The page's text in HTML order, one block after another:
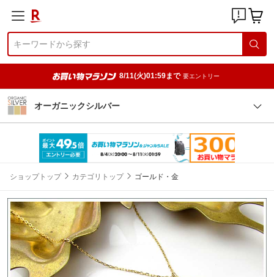
8/11(火)01:59まで 要エントリー
オーガニックシルバー
ショップトップ カテゴリトップ ゴールド・金